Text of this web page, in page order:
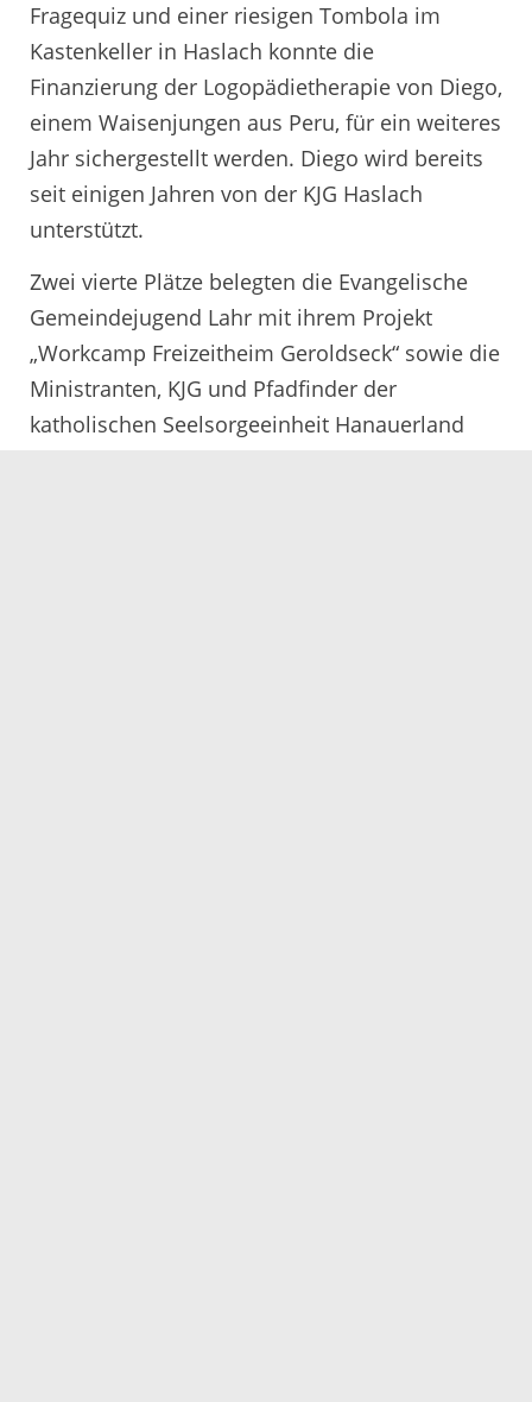
Fragequiz und einer riesigen Tombola im
Kastenkeller in Haslach konnte die
Finanzierung der Logopädietherapie von Diego,
einem Waisenjungen aus Peru, für ein weiteres
Jahr sichergestellt werden. Diego wird bereits
seit einigen Jahren von der KJG Haslach
unterstützt.
Zwei vierte Plätze belegten die Evangelische
Gemeindejugend Lahr mit ihrem Projekt
„Workcamp Freizeitheim Geroldseck“ sowie die
Ministranten, KJG und Pfadfinder der
katholischen Seelsorgeeinheit Hanauerland